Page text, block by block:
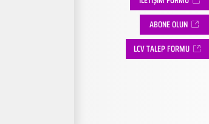
ABONE OLUN
LCV TALEP FORMU